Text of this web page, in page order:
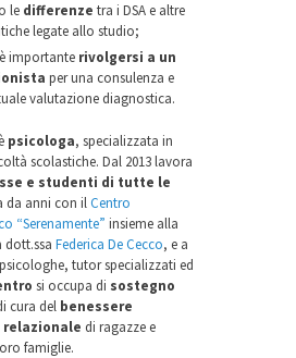
le differenze tra i DSA e altre
legate allo studio;
è importante rivolgersi a un
per una consulenza e
valutazione diagnostica.
è psicologa, specializzata in
scolastiche. Dal 2013 lavora
e studenti di tutte le
da anni con ilCentro
“Serenamente” insieme alla
dott.ssa Federica De Cecco, e a
tutor specializzati ed
si occupa di sostegno
cura del benessere
relazionale di ragazze e
famiglie.